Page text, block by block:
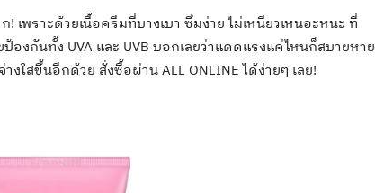
พราะด้วยเนื้อครีมที่บางเบา ซึมง่าย ไม่เหนียวเหนอะหนะ ที่
องกันทั้ง UVA และ UVB บอกเลยว่าแดดแรงแค่ไหนก็สบายหาย
ใสขึ้นอีกด้วย สั่งซื้อผ่าน ALL ONLINE ได้ง่ายๆ เลย!